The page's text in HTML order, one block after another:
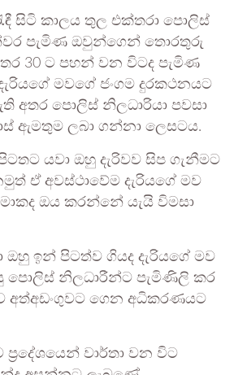
සිටි කාලය තුල එක්තරා පොලිස්
පැමිණ ඔවුන්ගෙන් තොරතුරු
30 ට පහන් වන විටද පැමිණ
මවගේ ජංගම දුරකථනයට
අතර පොලිස් නිලධාරියා පවසා
ඇමතුම ලබා ගන්නා ලෙසටය.
යවා ඔහු දැරිවව සිප ගැනීමට
ඒ අවස්ථාවේම දැරියගේ මව
ඔය කරන්නේ යැයි විමසා
ඉන් පිටත්ව ගියද දැරියගේ මව
පොලිස් නිලධාරීන්ට පැමිණිලි කර
අත්අඩංගුවට ගෙන අධිකරණයට
වාර්තා වන විට